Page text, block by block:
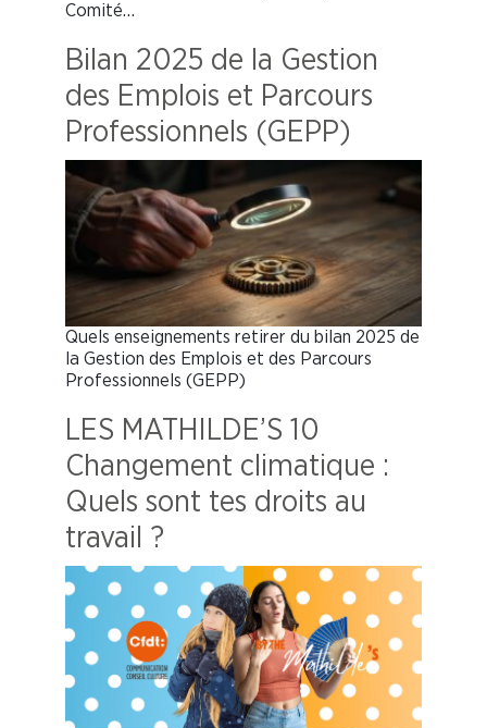
Comité…
Bilan 2025 de la Gestion
des Emplois et Parcours
Professionnels (GEPP)
Quels enseignements retirer du bilan 2025 de
la Gestion des Emplois et des Parcours
Professionnels (GEPP)
LES MATHILDE’S 10
Changement climatique :
Quels sont tes droits au
travail ?